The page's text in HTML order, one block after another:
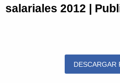
salariales 2012 |
DESCARGAR